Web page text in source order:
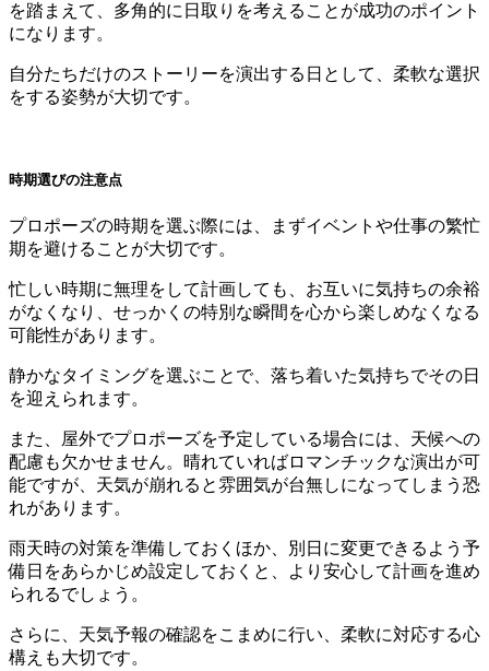
を踏まえて、多角的に日取りを考えることが成功のポイント
になります。
自分たちだけのストーリーを演出する日として、柔軟な選択
をする姿勢が大切です。
時期選びの注意点
プロポーズの時期を選ぶ際には、まずイベントや仕事の繁忙
期を避けることが大切です。
忙しい時期に無理をして計画しても、お互いに気持ちの余裕
がなくなり、せっかくの特別な瞬間を心から楽しめなくなる
可能性があります。
静かなタイミングを選ぶことで、落ち着いた気持ちでその日
を迎えられます。
また、屋外でプロポーズを予定している場合には、天候への
配慮も欠かせません。晴れていればロマンチックな演出が可
能ですが、天気が崩れると雰囲気が台無しになってしまう恐
れがあります。
雨天時の対策を準備しておくほか、別日に変更できるよう予
備日をあらかじめ設定しておくと、より安心して計画を進め
られるでしょう。
さらに、天気予報の確認をこまめに行い、柔軟に対応する心
構えも大切です。